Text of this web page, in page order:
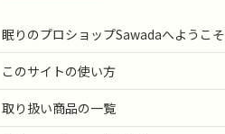
眠りのプロショップSawadaへようこそ
このサイトの使い方
取り扱い商品の一覧